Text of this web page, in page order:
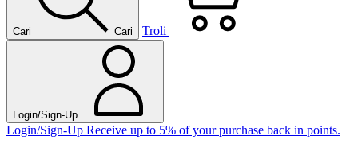
Cari Cari Troli
Login/Sign-Up
Login/Sign-Up Receive up to 5% of your purchase back in points.